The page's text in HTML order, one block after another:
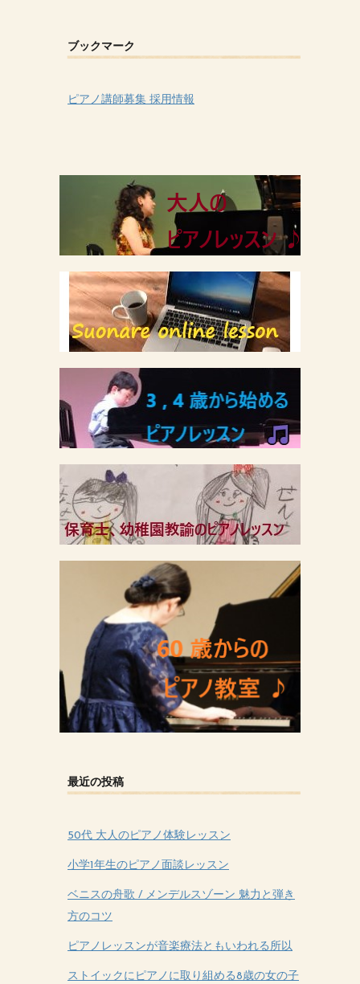
ブックマーク
ピアノ講師募集 採用情報
最近の投稿
50代 大人のピアノ体験レッスン
小学1年生のピアノ面談レッスン
ベニスの舟歌 / メンデルスゾーン 魅力と弾き
方のコツ
ピアノレッスンが音楽療法ともいわれる所以
ストイックにピアノに取り組める8歳の女の子